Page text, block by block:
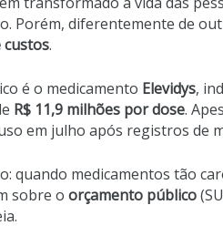
Porém, diferentemente de
custos.
é o medicamento Elevidys,
R$ 11,9 milhões por dose.
em julho após registros de
quando medicamentos tão
sobre o orçamento público